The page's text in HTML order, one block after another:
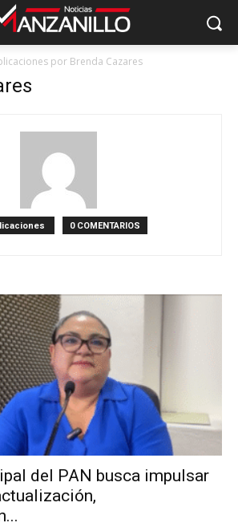
por Brenda Cazares
0 COMENTARIOS
del PAN busca impulsar